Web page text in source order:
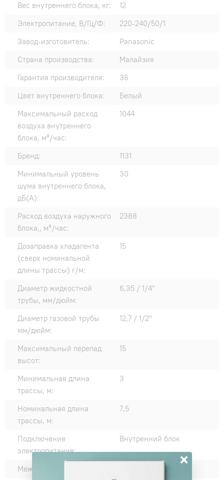
Вес внутреннего блока, кг:
12
Электропитание, В/Гц/Ф:
220-240/50/1
Завод-изготовитель:
Panasonic
Страна производства:
Малайзия
Гарантия производителя:
36
Цвет внутреннего блока:
Белый
Максимальный расход
воздуха внутреннего
блока, м³/час:
1044
Бренд:
1131
Минимальный уровень
шума внутреннего блока,
дБ(А):
30
Расход воздуха наружного
блока,, м³/час:
2388
Дозаправка хладагента
(сверх номинальной
длины трассы) г/м:
15
Диаметр жидкостной
трубы, мм/дюйм:
6,35 / 1/4"
Диаметр газовой трубы
мм/дюйм:
12,7 / 1/2"
Максимальный перепад
высот:
15
Минимальная длина
трассы, м:
3
Номинальная длина
трассы, м:
7,5
Подключение
электропитания:
Внутренний блок
Межблочный кабель, мм²: ×